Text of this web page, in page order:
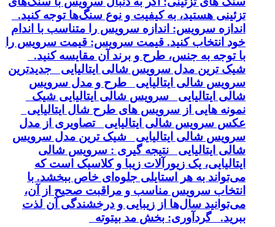
تزئینی هستید، به کیفیت و نوع سنگ‌ها توجه کنید.
اندازه سرویس: اندازه سرویس را متناسب با اندام
خود انتخاب کنید. قیمت سرویس: قیمت سرویس را
با توجه به جنس، طرح و برند آن مقایسه کنید.
شیک ترین مدل سرویس شالی ایتالیایی جدیدترین
سرویس شالی ایتالیایی طرح و مدل سرویس
شالی ایتالیایی سرویس شالی ایتالیایی شیک
نمونه هایی از سرویس های طرح شال ایتالیایی
عکس سرویس شالی ایتالیایی تصاویری از مدل
سرویس شالی ایتالیایی شیک ترین مدل سرویس
شالی ایتالیایی نتیجه گیری : سرویس شالی
ایتالیایی، یک زیورآلات زیبا و کلاسیک است که
می‌تواند به هر استایلی جلوه‌ای خاص ببخشد. با
انتخاب سرویس مناسب و مراقبت صحیح از آن،
می‌توانید سال‌ها از زیبایی و درخشندگی آن لذت
ببرید. گردآوری: بخش مد بیتوته